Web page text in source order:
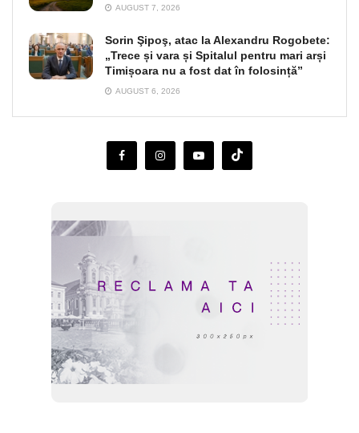
AUGUST 7, 2026
Sorin Şipoş, atac la Alexandru Rogobete:
„Trece și vara și Spitalul pentru mari arși
Timișoara nu a fost dat în folosință”
AUGUST 6, 2026